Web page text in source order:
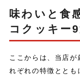
味わいと食
コクッキー9
ここからは、当店が
れぞれの特徴ととも